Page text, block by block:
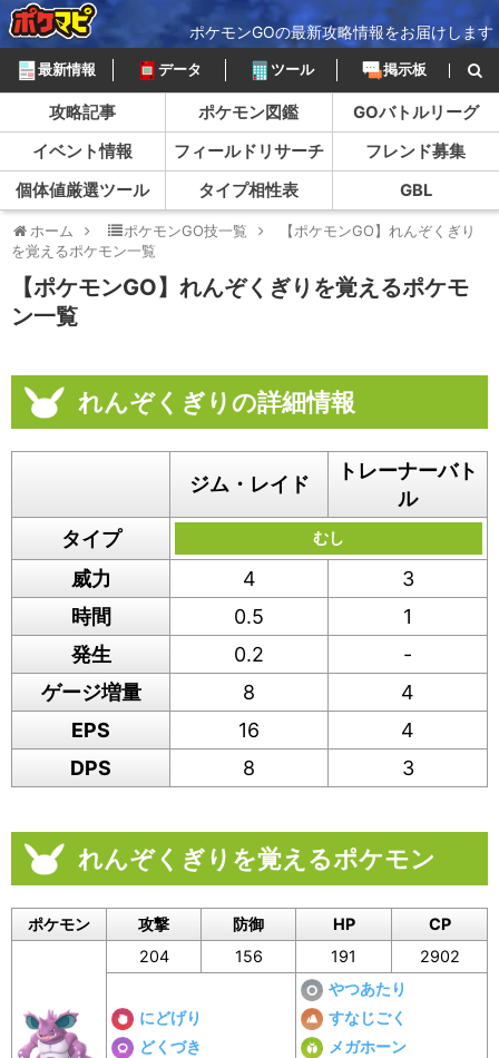
ポケモンGOの最新攻略情報をお届けします
最新情報 データ ツール 掲示板
攻略記事 ポケモン図鑑
GOバトルリーグ
イベント情報
フィールドリサーチ
フレンド募集
個体値厳選ツール
タイプ相性表 GBL
ホーム ポケモンGO技一覧
【ポケモンGO】れんぞくぎり
を覚えるポケモン一覧
【ポケモンGO】れんぞくぎりを覚えるポケモ
ン一覧
れんぞくぎりの詳細情報
ジム・レイド
トレーナーバト
ル
タイプ
むし
威力 4
3
時間
0.5
1
発生
0.2
-
ゲージ増量
8
4
EPS
16
4
DPS
8 3
れんぞくぎりを覚えるポケモン
ポケモン 攻撃 防御 HP CP
204 156 191 2902
にどげり
どくづき
やつあたり
すなじごく
メガホーン